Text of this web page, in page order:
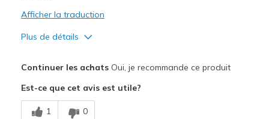
Afficher la traduction
Plus de détails
Stylish
Continuer les achatsOui, je recommande ce produit
Est-ce que cet avis est utile?
1 0